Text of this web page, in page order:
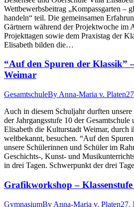
Wettbewerbsbeitrag „Kompassgarten –
handeln“ teil. Die gemeinsamen
Gärtnern während der Projektwoche im
Projekttagen sowie dem Praxistag der
Elisabeth bilden die…
“Auf den Spuren der Klassik”
Weimar
GesamtschuleBy Anna-Maria v. Platen
Auch in diesem Schuljahr durften
der Jahrgangsstufe 10 der
Elisabeth die Kulturstadt Weimar, durch
weltbekannt, besuchen. “Auf den
unsere Schülerinnen und Schüler im
Geschichts-, Kunst- und
in drei Tagen. Schwerpunkt der drei
Grafikworkshop – Klassenstufe
GymnasiumBy Anna-Maria v. Platen27.